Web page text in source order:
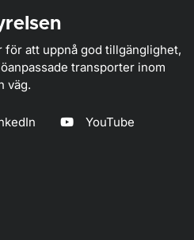
att uppnå god tillgänglighet,
transporter inom
väg.
YouTube